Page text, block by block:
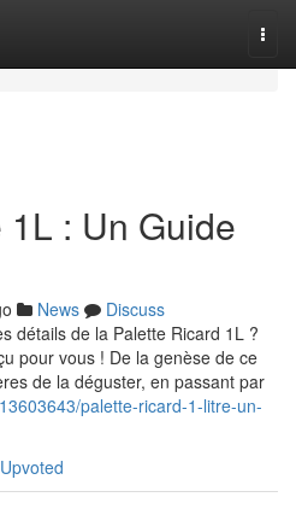
: Un Guide
News
Discuss
détails de la Palette Ricard 1L ?
pour vous ! De la genèse de ce
de la déguster, en passant par
palette-ricard-1-litre-un-